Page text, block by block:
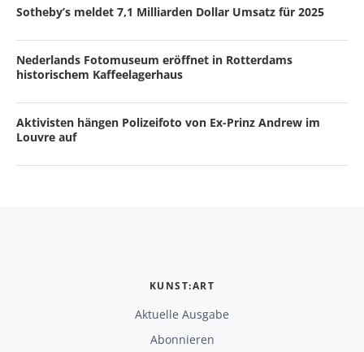
Sotheby’s meldet 7,1 Milliarden Dollar Umsatz für 2025
Nederlands Fotomuseum eröffnet in Rotterdams
historischem Kaffeelagerhaus
Aktivisten hängen Polizeifoto von Ex-Prinz Andrew im
Louvre auf
KUNST:ART
Aktuelle Ausgabe
Abonnieren